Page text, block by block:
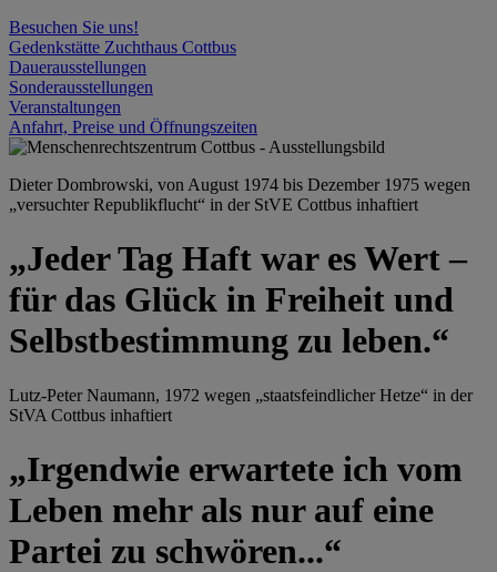
Besuchen Sie uns!
Gedenkstätte Zuchthaus Cottbus
Dauerausstellungen
Sonderausstellungen
Veranstaltungen
Anfahrt, Preise und Öffnungszeiten
Dieter Dombrowski, von August 1974 bis Dezember 1975 wegen
„versuchter Republikflucht“ in der StVE Cottbus inhaftiert
„Jeder Tag Haft war es Wert –
für das Glück in Freiheit und
Selbstbestimmung zu leben.“
Lutz-Peter Naumann, 1972 wegen „staatsfeindlicher Hetze“ in der
StVA Cottbus inhaftiert
„Irgendwie erwartete ich vom
Leben mehr als nur auf eine
Partei zu schwören...“